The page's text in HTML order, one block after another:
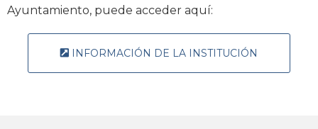
Ayuntamiento, puede acceder aquí:
INFORMACIÓN DE LA INSTITUCIÓN